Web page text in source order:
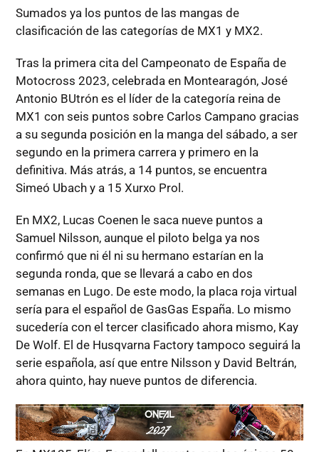
Sumados ya los puntos de las mangas de
clasificación de las categorías de MX1 y MX2.
Tras la primera cita del Campeonato de España de
Motocross 2023, celebrada en Montearagón, José
Antonio BUtrón es el líder de la categoría reina de
MX1 con seis puntos sobre Carlos Campano gracias
a su segunda posición en la manga del sábado, a ser
segundo en la primera carrera y primero en la
definitiva. Más atrás, a 14 puntos, se encuentra
Simeó Ubach y a 15 Xurxo Prol.
En MX2, Lucas Coenen le saca nueve puntos a
Samuel Nilsson, aunque el piloto belga ya nos
confirmó que ni él ni su hermano estarían en la
segunda ronda, que se llevará a cabo en dos
semanas en Lugo. De este modo, la placa roja virtual
sería para el español de GasGas España. Lo mismo
sucedería con el tercer clasificado ahora mismo, Kay
De Wolf. El de Husqvarna Factory tampoco seguirá la
serie española, así que entre Nilsson y David Beltrán,
ahora quinto, hay nueve puntos de diferencia.